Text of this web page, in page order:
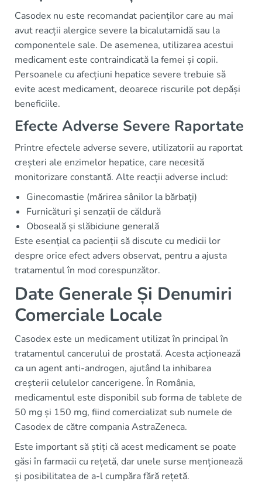
Casodex nu este recomandat pacienților care au mai
avut reacții alergice severe la bicalutamidă sau la
componentele sale. De asemenea, utilizarea acestui
medicament este contraindicată la femei și copii.
Persoanele cu afecțiuni hepatice severe trebuie să
evite acest medicament, deoarece riscurile pot depăși
beneficiile.
Efecte Adverse Severe Raportate
Printre efectele adverse severe, utilizatorii au raportat
creșteri ale enzimelor hepatice, care necesită
monitorizare constantă. Alte reacții adverse includ:
Ginecomastie (mărirea sânilor la bărbați)
Furnicături și senzații de căldură
Oboseală și slăbiciune generală
Este esențial ca pacienții să discute cu medicii lor
despre orice efect advers observat, pentru a ajusta
tratamentul în mod corespunzător.
Date Generale Și Denumiri
Comerciale Locale
Casodex este un medicament utilizat în principal în
tratamentul cancerului de prostată. Acesta acționează
ca un agent anti-androgen, ajutând la inhibarea
creșterii celulelor cancerigene. În România,
medicamentul este disponibil sub forma de tablete de
50 mg și 150 mg, fiind comercializat sub numele de
Casodex de către compania AstraZeneca.
Este important să știți că acest medicament se poate
găsi în farmacii cu rețetă, dar unele surse menționează
și posibilitatea de a-l cumpăra fără rețetă.